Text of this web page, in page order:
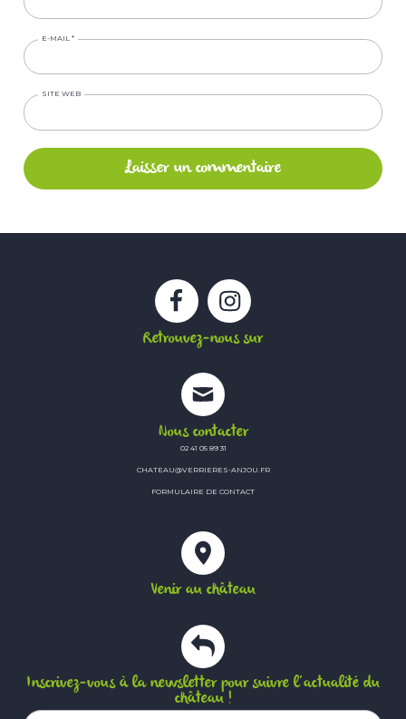
E-MAIL *
SITE WEB
Retrouvez-nous sur
FacebookInstagram
Nous contacter
02 41 05 89 31
CHATEAU@VERRIERES-ANJOU.FR
FORMULAIRE DE CONTACT
Venir au château
Inscrivez-vous à la newsletter pour suivre l’actualité du
château !